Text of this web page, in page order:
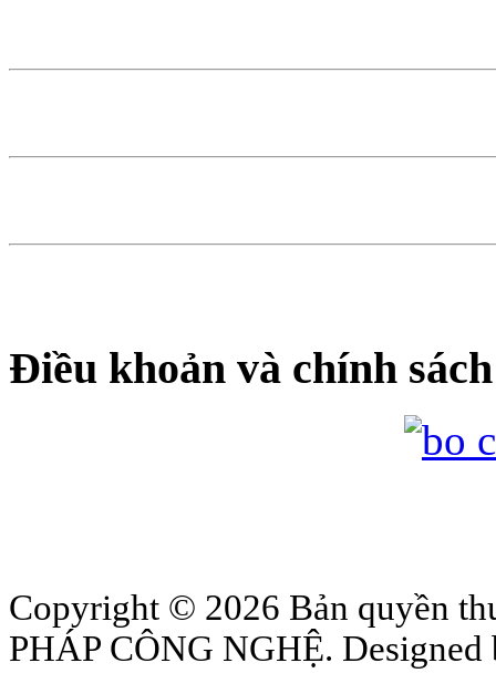
Điều khoản và chính sách
Copyright © 2026 Bản quyền
PHÁP CÔNG NGHỆ.